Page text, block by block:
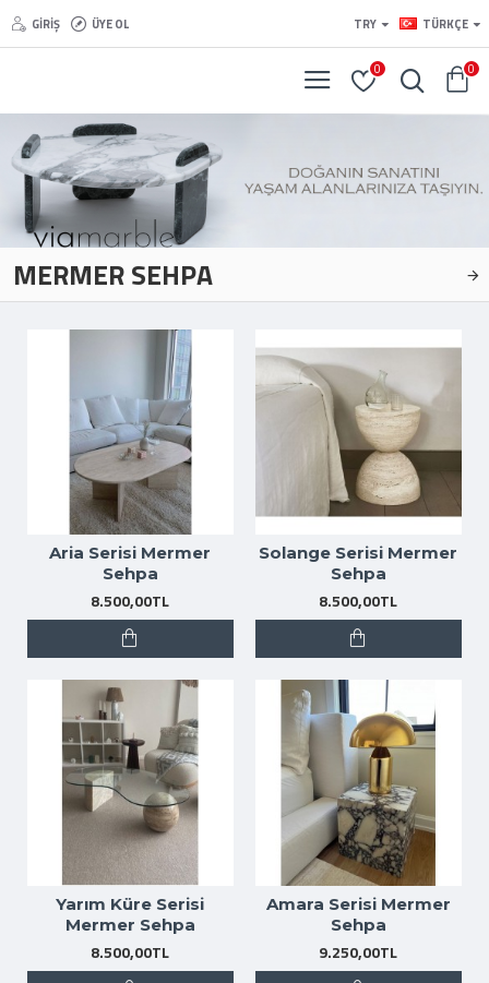
GIRIŞ ÜYE OL TRY TÜRKÇE
0 0
MERMER SEHPA
Aria Serisi Mermer
Sehpa
8.500,00TL
Solange Serisi Mermer
Sehpa
8.500,00TL
Yarım Küre Serisi
Mermer Sehpa
8.500,00TL
Amara Serisi Mermer
Sehpa
9.250,00TL